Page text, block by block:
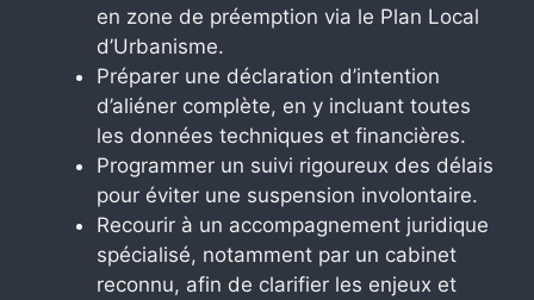
en zone de préemption via le Plan Local
d’Urbanisme.
Préparer une déclaration d’intention
d’aliéner complète, en y incluant toutes
les données techniques et financières.
Programmer un suivi rigoureux des délais
pour éviter une suspension involontaire.
Recourir à un accompagnement juridique
spécialisé, notamment par un cabinet
reconnu, afin de clarifier les enjeux et